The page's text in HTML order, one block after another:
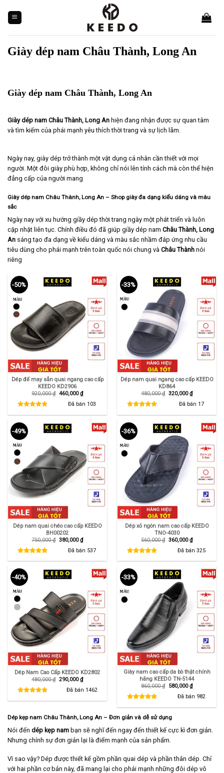
content
Giày dép nam Châu Thành, Long An
Giày dép nam Châu Thành, Long An
Giày dép nam Châu Thành, Long An hiện đang nhận được sự quan tâm
và tìm kiếm của phái mạnh yêu thích thời trang và sự lịch lãm.
Ngày nay, giày dép trở thành một vật dụng cá nhân cần thiết với mọi
người. Một đôi giày phù hợp, không chỉ nói lên tính cách mà còn thể hiện
đẳng cấp của người mang
Giày dép nam Châu Thành, Long An – Shop giày đa dạng kiểu dáng và màu
sắc
Ngày nay với xu hướng giầy dép thời trang ngày một phát triển và luôn
cập nhật liên tục. Chính điều đó đã giúp giầy dép nam Châu Thành, Long
An sáng tạo đa dạng về kiểu dáng và màu sắc nhầm đáp ứng nhu cầu
tiêu dùng cho phái mạnh trên toàn quốc nói chung và Châu Thành nói
riêng
-50%
Dép đế may sẵn quai ngang cao cấp
KEEDO KD2906
920,000₫ Giá
460,000₫Giá
hiện
tại
Đã bán 103
-33%
Dép nam quai ngang cao cấp KEEDO
KD864
480,000₫ Giá
320,000₫Giá
hiện
tại
Đã bán 17
-49%
Dép nam quai chéo cao cấp KEEDO
BH00202
750,000₫ Giá
750,000 ₫.
380,000₫Giá
hiện
tại
là:
380,000 ₫.
Đã bán 537
-36%
Dép xỏ ngón nam cao cấp KEEDO
TNO-4030
560,000₫ Giá
560,000 ₫.
360,000₫Giá
hiện
tại
là:
360,000 ₫.
Đã bán 325
-40%
Dép Nam Cao Cấp KEEDO KD2802
480,000₫ Giá
290,000₫Giá
hiện
tại
Đã bán 1462
-33%
Giày nam cao cấp da bò thật chính
hãng KEEDO TN-5144
860,000₫ Giá
580,000₫Giá
hiện
tại
Đã bán 982
Dép kẹp nam Châu Thành, Long An – Đơn giản và dễ sử dụng
Nói đến dép kẹp nam bạn sẽ nghĩ đến ngay đến thiết kế cực kì đơn giản.
Nhưng chính sự đơn giản lại là điểm mạnh của sản phẩm.
Vì sao vậy? Dép được thiết kế gồm phần quai dép và phần thân dép. Chỉ
với hai phần cơ bản này, đã mang lại cho phái mạnh những đôi dép vô